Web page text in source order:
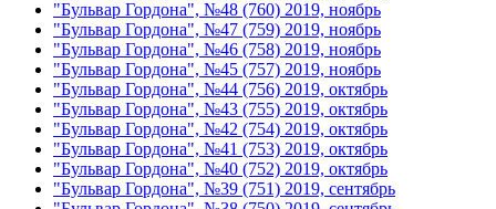
"Бульвар Гордона", №48 (760) 2019, ноябрь
"Бульвар Гордона", №47 (759) 2019, ноябрь
"Бульвар Гордона", №46 (758) 2019, ноябрь
"Бульвар Гордона", №45 (757) 2019, ноябрь
"Бульвар Гордона", №44 (756) 2019, октябрь
"Бульвар Гордона", №43 (755) 2019, октябрь
"Бульвар Гордона", №42 (754) 2019, октябрь
"Бульвар Гордона", №41 (753) 2019, октябрь
"Бульвар Гордона", №40 (752) 2019, октябрь
"Бульвар Гордона", №39 (751) 2019, сентябрь